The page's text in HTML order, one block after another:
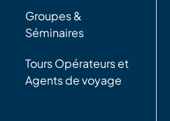
Groupes &
Séminaires
Tours Opérateurs et
Agents de voyage